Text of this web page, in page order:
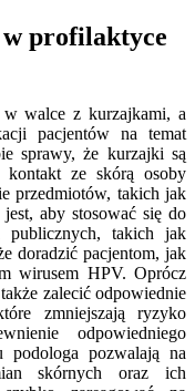
w profilaktyce
walce z kurzajkami, a
pacjentów na temat
sprawy, że kurzajki są
kontakt ze skórą osoby
przedmiotów, takich jak
aby stosować się do
publicznych, takich jak
doradzić pacjentom, jak
wirusem HPV. Oprócz
zalecić odpowiednie
zmniejszają ryzyko
odpowiedniego
pozwalają na
skórnych oraz ich